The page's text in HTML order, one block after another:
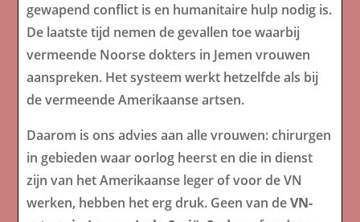
gewapend conflict is en humanitaire hulp nodig is.
De laatste tijd nemen de gevallen toe waarbij
vermeende Noorse dokters in Jemen vrouwen
aanspreken. Het systeem werkt hetzelfde als bij
de vermeende Amerikaanse artsen.
Daarom is ons advies aan alle vrouwen: chirurgen
in gebieden waar oorlog heerst en die in dienst
zijn van het Amerikaanse leger of voor de VN
werken, hebben het erg druk. Geen van deVN-